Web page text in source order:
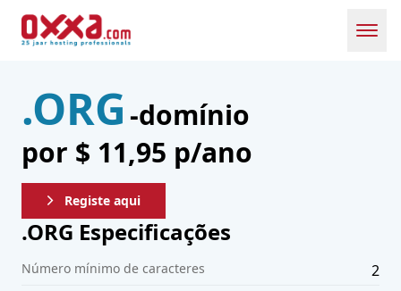
.ORG-domínio
por $ 11,95 p/ano
Registe aqui
.ORG Especificações
Número mínimo de caracteres 2